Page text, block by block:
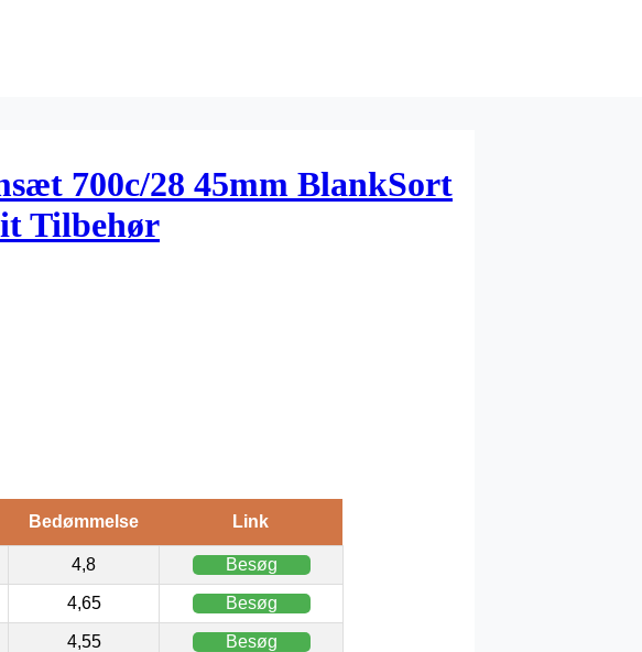
700c/28 45mm BlankSort
Tilbehør
Bedømmelse Link
4,8 Besøg
4,65 Besøg
4,55 Besøg